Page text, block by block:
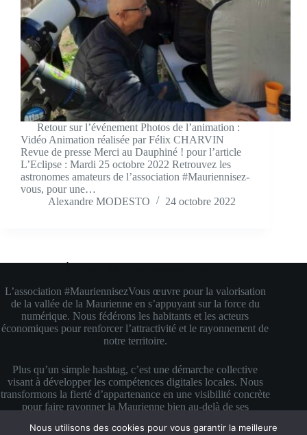
Retour sur l’événement Photos de l’animation :
Vidéo Animation réalisée par Félix CHARVIN
Revue de presse Merci au Dauphiné ! pour l’article
L’Eclipse : Mardi 25 octobre 2022 Retrouvez les
astronomes amateurs de l’association #Mauriennisez-
vous, pour une…
Alexandre MODESTO
24 octobre 2022
L’association #MauriennisezVous œuvre pour la valorisation
de la vallée de la Maurienne en s’appuyant sur la force du
numérique. Nous fédérons les habitants et les acteurs
économiques pour renforcer l’attractivité et le rayonnement de
notre territoire.
Plus qu’un simple hashtag, c’est une démarche collective
visant à développer les compétences digitales locales. Nous
transformons la fierté d’appartenance en une visibilité concrète
pour faire rayonner la Maurienne bien au-delà de ses
Copyright © 2026 #MauriennisezVous — Propulsé avec
Nous utilisons des cookies pour vous garantir la meilleure